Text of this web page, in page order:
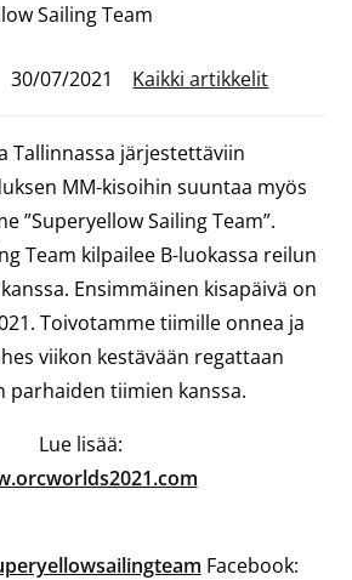
Sailing Team
30/07/2021 Kaikki artikkelit
Tallinnassa järjestettäviin
MM-kisoihin suuntaa myös
”Superyellow Sailing Team”.
Team kilpailee B-luokassa reilun
Ensimmäinen kisapäivä on
Toivotamme tiimille onnea ja
viikon kestävään regattaan
parhaiden tiimien kanssa.
Lue lisää:
Facebook: